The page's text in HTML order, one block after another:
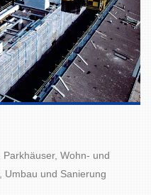
Wohn- und
Umbau und Sanierung